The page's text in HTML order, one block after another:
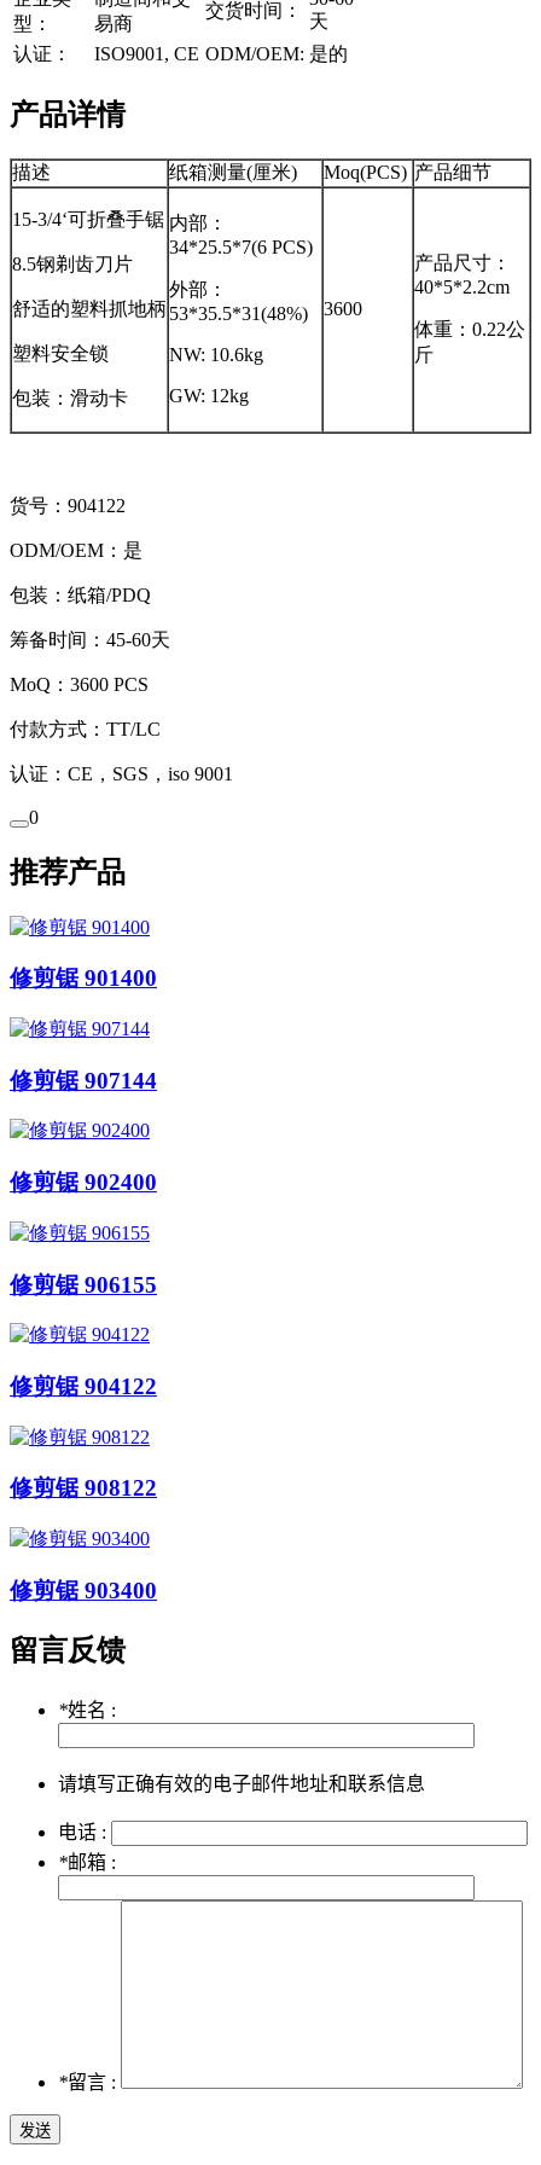
型：
易商
交货时间：
天
认证：
ISO9001, CE ODM/OEM: 是的
产品详情
描述 纸箱测量(厘米) Moq(PCS) 产品细节
15-3/4‘可折叠手锯
8.5钢剃齿刀片
舒适的塑料抓地柄
塑料安全锁
包装：滑动卡
内部：
34*25.5*7(6 PCS)
外部：
53*35.5*31(48%)
NW: 10.6kg
GW: 12kg
3600
产品尺寸：
40*5*2.2cm
体重：0.22公
斤
货号：904122
ODM/OEM：是
包装：纸箱/PDQ
筹备时间：45-60天
MoQ：3600 PCS
付款方式：TT/LC
认证：CE，SGS，iso 9001
0
推荐产品
修剪锯 901400
修剪锯 907144
修剪锯 902400
修剪锯 906155
修剪锯 904122
修剪锯 908122
修剪锯 903400
留言反馈
*姓名 :
请填写正确有效的电子邮件地址和联系信息
电话 :
*邮箱 :
*留言 :